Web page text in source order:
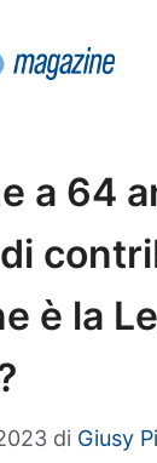
a 64
è la
di Giusy